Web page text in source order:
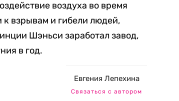
воздуха во время
к взрывам и гибели людей,
Шэньси заработал завод,
в год.
Евгения Лепехина
Связаться с автором